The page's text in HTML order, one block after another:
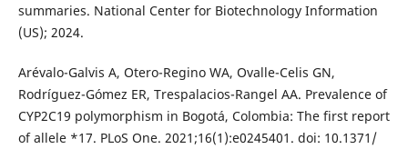
summaries. National Center for Biotechnology Information
(US); 2024.
Arévalo-Galvis A, Otero-Regino WA, Ovalle-Celis GN,
Rodríguez-Gómez ER, Trespalacios-Rangel AA. Prevalence of
CYP2C19 polymorphism in Bogotá, Colombia: The first report
of allele *17. PLoS One. 2021;16(1):e0245401. doi: 10.1371/